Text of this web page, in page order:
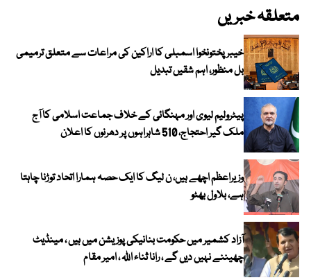
متعلقہ خبریں
خیبرپختونخوا اسمبلی کا اراکین کی مراعات سے متعلق ترمیمی
بل منظور، اہم شقیں تبدیل
پیٹرولیم لیوی اور مہنگائی کے خلاف جماعت اسلامی کا آج
ملک گیر احتجاج، 510 شاہراہوں پر دھرنوں کا اعلان
وزیراعظم اچھے ہیں، ن لیگ کا ایک حصہ ہمارا اتحاد توڑنا چاہتا
ہے، بلاول بھٹو
آزاد کشمیر میں حکومت بنانیکی پوزیشن میں ہیں ، مینڈیٹ
چھیننے نہیں دیں گے ، رانا ثناء اللہ ، امیر مقام